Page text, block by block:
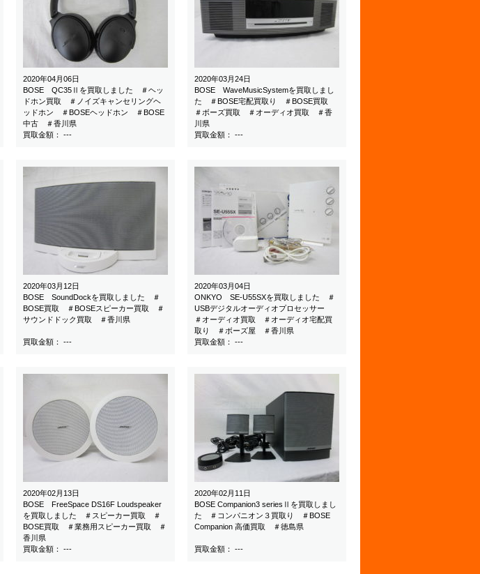
2020年04月06日
BOSE QC35Ⅱを買取しました ＃ヘッ
ドホン買取 ＃ノイズキャンセリングヘ
ッドホン ＃BOSEヘッドホン ＃BOSE
中古 ＃香川県
買取金額： ---
2020年03月24日
BOSE WaveMusicSystemを買取しまし
た ＃BOSE宅配買取り ＃BOSE買取
＃ボーズ買取 ＃オーディオ買取 ＃香
川県
買取金額： ---
2020年03月12日
BOSE SoundDockを買取しました ＃
BOSE買取 ＃BOSEスピーカー買取 ＃
サウンドドック買取 ＃香川県
買取金額： ---
2020年03月04日
ONKYO SE-U55SXを買取しました ＃
USBデジタルオーディオプロセッサー
＃オーディオ買取 ＃オーディオ宅配買
取り ＃ボーズ屋 ＃香川県
買取金額： ---
2020年02月13日
BOSE FreeSpace DS16F Loudspeaker
を買取しました ＃スピーカー買取 ＃
BOSE買取 ＃業務用スピーカー買取 ＃
香川県
買取金額： ---
2020年02月11日
BOSE Companion3 seriesⅡを買取しまし
た ＃コンパニオン３買取り ＃BOSE
Companion 高価買取 ＃徳島県
買取金額： ---